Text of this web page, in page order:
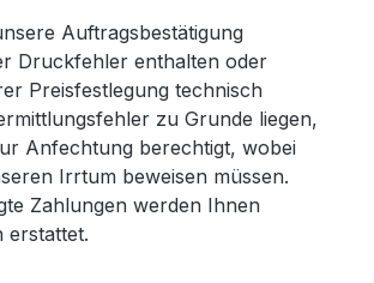
Auftragsbestätigung
Druckfehler enthalten oder
Preisfestlegung technisch
zu Grunde liegen,
Anfechtung berechtigt, wobei
Irrtum beweisen müssen.
Zahlungen werden Ihnen
erstattet.